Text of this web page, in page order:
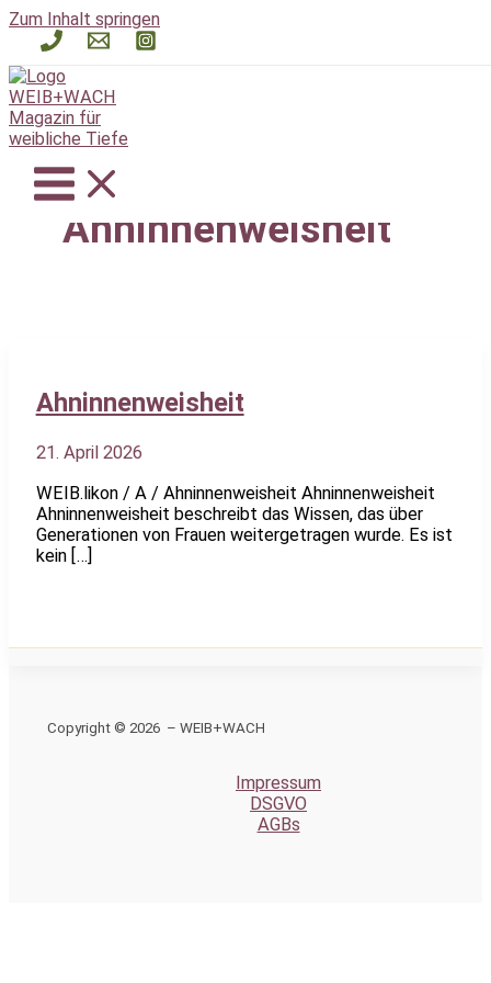
Zum Inhalt springen
Ahninnenweisheit
Ahninnenweisheit
21. April 2026
WEIB.likon / A / Ahninnenweisheit Ahninnenweisheit
Ahninnenweisheit beschreibt das Wissen, das über
Generationen von Frauen weitergetragen wurde. Es ist
kein […]
Copyright © 2026 – WEIB+WACH
Impressum
DSGVO
AGBs